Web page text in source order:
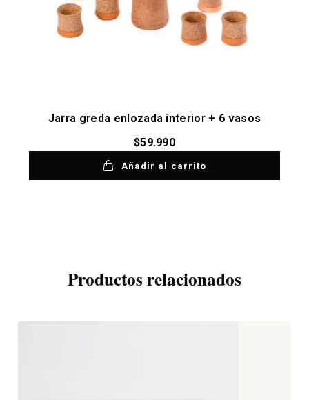
Jarra greda enlozada interior + 6 vasos
$59.990
Añadir al carrito
Productos relacionados